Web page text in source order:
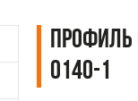
Профиль
0140-1